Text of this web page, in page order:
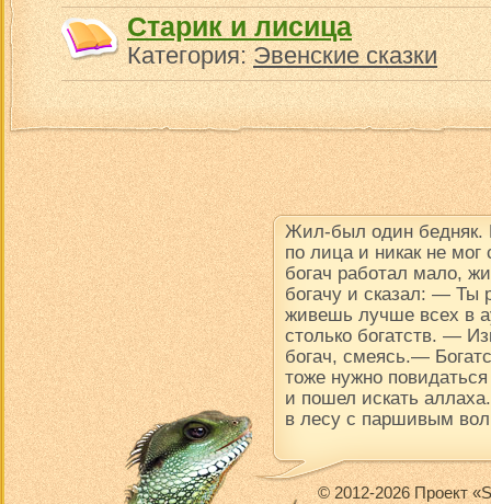
Старик и лисица
Категория:Эвенские сказки
Жил-был один бедняк.
по лица и никак не
богач работал мало,
богачу и сказал: — Ты
живешь лучше всех в
столько богатств. —
богач, смеясь.—
тоже нужно
и пошел искать
в лесу с паршивым
© 2012-2026 Проект